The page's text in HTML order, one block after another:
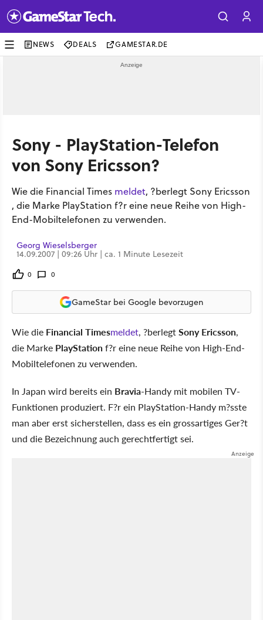
NEWS DEALS GAMESTAR.DE
Sony - PlayStation-Telefon
von Sony Ericsson?
Wie die Financial Times meldet, ?berlegt Sony Ericsson
, die Marke PlayStation f?r eine neue Reihe von High-
End-Mobiltelefonen zu verwenden.
Georg Wieselsberger
14.09.2007 | 09:26 Uhr | ca. 1 Minute Lesezeit
0 0
GameStar bei Google bevorzugen
Wie die Financial Timesmeldet, ?berlegtSony Ericsson,
die Marke PlayStationf?r eine neue Reihe von High-End-
Mobiltelefonen zu verwenden.
In Japan wird bereits ein Bravia-Handy mit mobilen TV-
Funktionen produziert. F?r ein PlayStation-Handy m?sste
man aber erst sicherstellen, dass es ein grossartiges Ger?t
und die Bezeichnung auch gerechtfertigt sei.